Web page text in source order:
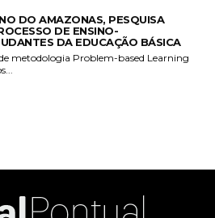
DO AMAZONAS, PESQUISA
DE ENSINO-
DA EDUCAÇÃO BÁSICA
metodologia Problem-based Learning